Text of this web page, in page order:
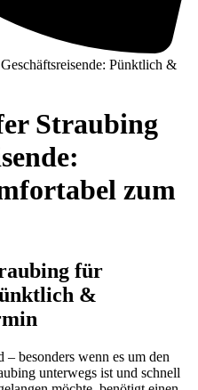
Straubing
zum
für
&
besonders wenn es um den
unterwegs ist und schnell